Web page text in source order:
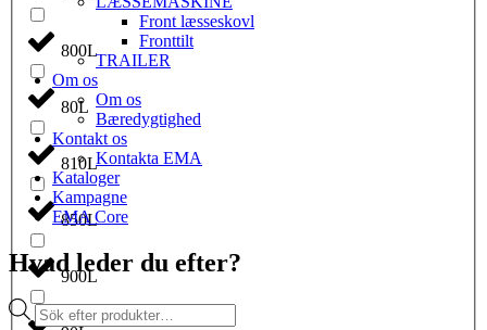
800L
80L
810L
850L
900L
Front læsseskovl
Fronttilt
TRAILER
Om os
Om os
Bæredygtighed
Kontakt os
Kontakta EMA
Kataloger
Kampagne
EMA Core
Hvad leder du efter?
Products